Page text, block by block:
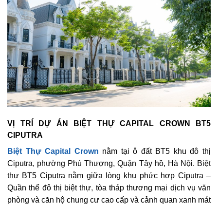
VỊ TRÍ DỰ ÁN BIỆT THỰ CAPITAL CROWN BT5
CIPUTRA
Biệt Thự Capital Crown nằm tại ô đất BT5 khu đô thị
Ciputra, phường Phú Thượng, Quận Tây hồ, Hà Nội. Biệt
thự BT5 Ciputra nằm giữa lòng khu phức hợp Ciputra –
Quần thể đô thị biệt thự, tòa tháp thương mại dịch vụ văn
phòng và căn hộ chung cư cao cấp và cảnh quan xanh mát